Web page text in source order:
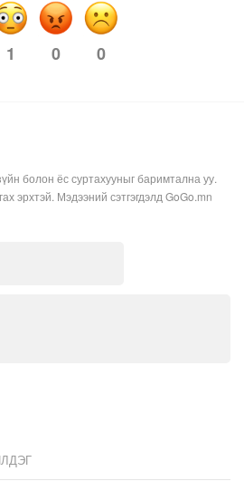
1 0 0
болон ёс суртахууныг баримтална уу.
эрхтэй. Мэдээний сэтгэгдэлд GoGo.mn